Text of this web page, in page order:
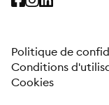
Politique de
Conditions
Cookies